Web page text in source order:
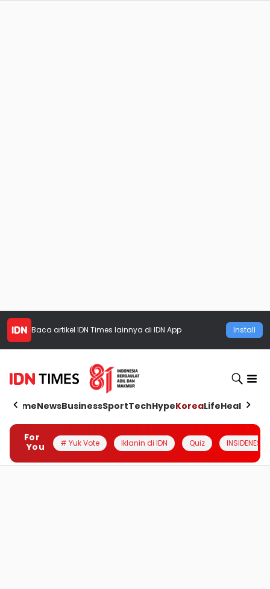
Baca artikel IDN Times lainnya di IDN App Install
HomeNewsBusinessSportTechHypeKoreaLifeHealth
For
You
# Yuk Vote Iklanin di IDN Quiz INSIDENESIA